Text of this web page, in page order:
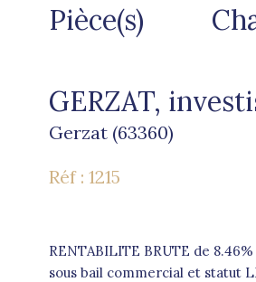
Pièce(s)
GERZAT,
Gerzat (63360)
Réf : 1215
RENTABILITE BRUTE de
sous bail commercial et statut